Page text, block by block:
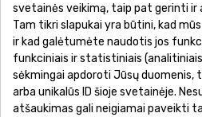
Pirkimo sąlygos ir taisyklės
Garantinis aptarnavimas
Prekių grąžinimas
svetainės veikimą, taip pat gerinti
Tam tikri slapukai yra būtini, kad
ir kad galėtumėte naudotis jos
funkciniais ir statistiniais
sėkmingai apdoroti Jūsų duomenis,
arba unikalūs ID šioje svetainėje.
atšaukimas gali neigiamai paveikti